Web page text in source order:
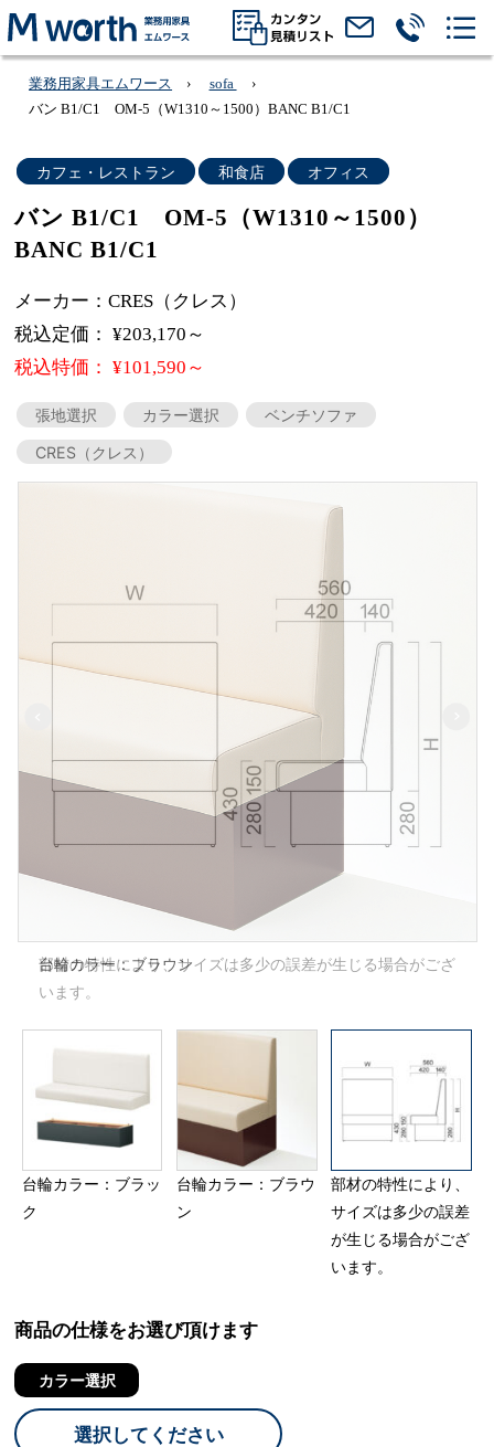
業務用家具エムワース
sofa
バン B1/C1 OM-5（W1310～1500）BANC B1/C1
カフェ・レストラン 和食店 オフィス
バン B1/C1 OM-5（W1310～1500）
BANC B1/C1
メーカー：CRES（クレス）
税込定価： ¥203,170～
税込特価： ¥101,590～
張地選択 カラー選択
ベンチソファ
CRES（クレス）
部材の特性により、サイズは多少の誤差が生じる場合がござ
います。
台輪カラー：ブラッ
ク
台輪カラー：ブラウ
ン
部材の特性により、
サイズは多少の誤差
が生じる場合がござ
います。
商品の仕様をお選び頂けます
カラー選択
選択してください